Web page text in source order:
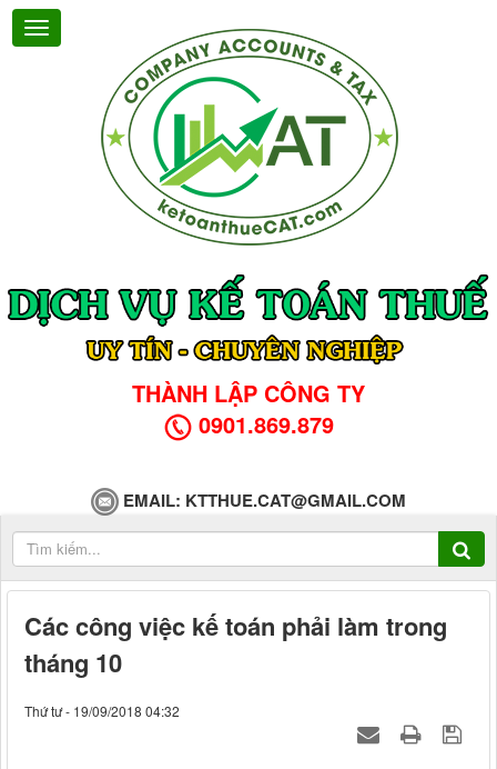
THÀNH LẬP CÔNG TY
0901.869.879
EMAIL: KTTHUE.CAT@GMAIL.COM
Các công việc kế toán phải làm trong
tháng 10
Thứ tư - 19/09/2018 04:32